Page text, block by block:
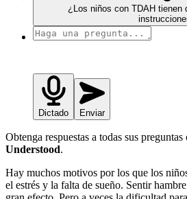
¿Los niños con TDAH tienen
Dictado Enviar
Obtenga respuestas a todas sus preguntas
Understood.
Hay muchos motivos por los que los
el estrés y la falta de sueño. Sentir